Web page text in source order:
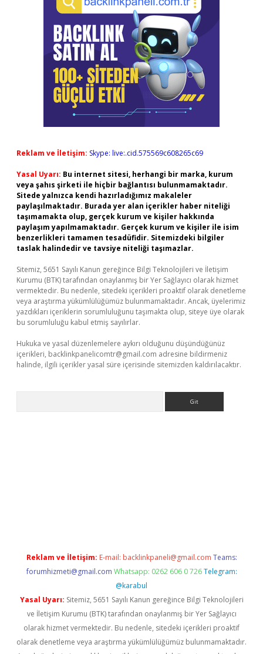
Reklam ve İletişim: Skype: live:.cid.575569c608265c69
Yasal Uyarı: Bu internet sitesi, herhangi bir marka, kurum
veya şahıs şirketi ile hiçbir bağlantısı bulunmamaktadır.
Sitede yalnızca kendi hazırladığımız makaleler
paylaşılmaktadır. Burada yer alan içerikler haber niteliği
taşımamakta olup, gerçek kurum ve kişiler hakkında
paylaşım yapılmamaktadır. Gerçek kurum ve kişiler ile isim
benzerlikleri tamamen tesadüfidir. Sitemizdeki bilgiler
taslak halindedir ve tavsiye niteliği taşımazlar.
Sitemiz, 5651 Sayılı Kanun gereğince Bilgi Teknolojileri ve İletişim
Kurumu (BTK) tarafından onaylanmış bir Yer Sağlayıcı olarak hizmet
vermektedir. Bu nedenle, sitedeki içerikleri proaktif olarak denetleme
veya araştırma yükümlülüğümüz bulunmamaktadır. Ancak, üyelerimiz
yazdıkları içeriklerin sorumluluğunu taşımakta olup, siteye üye olarak
bu sorumluluğu kabul etmiş sayılırlar.
Hukuka ve yasal düzenlemelere aykırı olduğunu düşündüğünüz
içerikleri, backlinkpanelicomtr@gmail.com adresine bildirmeniz
halinde, ilgili içerikler yasal süre içerisinde sitemizden kaldırılacaktır.
Reklam ve İletişim: E-mail: backlinkpaneli@gmail.com Teams:
forumhizmeti@gmail.com Whatsapp: 0262 606 0 726 Telegram:
@karabul
Yasal Uyarı: Sitemiz, 5651 Sayılı Kanun gereğince Bilgi Teknolojileri
ve İletişim Kurumu (BTK) tarafından onaylanmış bir Yer Sağlayıcı
olarak hizmet vermektedir. Bu nedenle, sitedeki içerikleri proaktif
olarak denetleme veya araştırma yükümlülüğümüz bulunmamaktadır.